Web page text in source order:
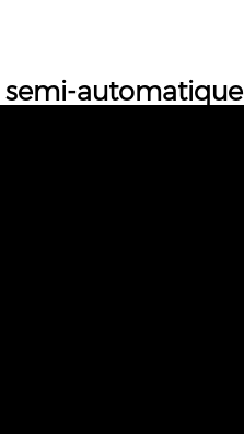
semi-automatique